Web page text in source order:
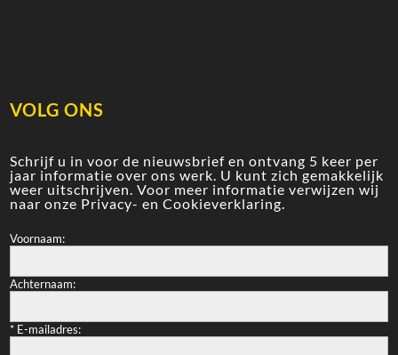
VOLG ONS
Schrijf u in voor de nieuwsbrief en ontvang 5 keer per
jaar informatie over ons werk. U kunt zich gemakkelijk
weer uitschrijven. Voor meer informatie verwijzen wij
naar onze Privacy- en Cookieverklaring
Voornaam:
Achternaam:
* E-mailadres: